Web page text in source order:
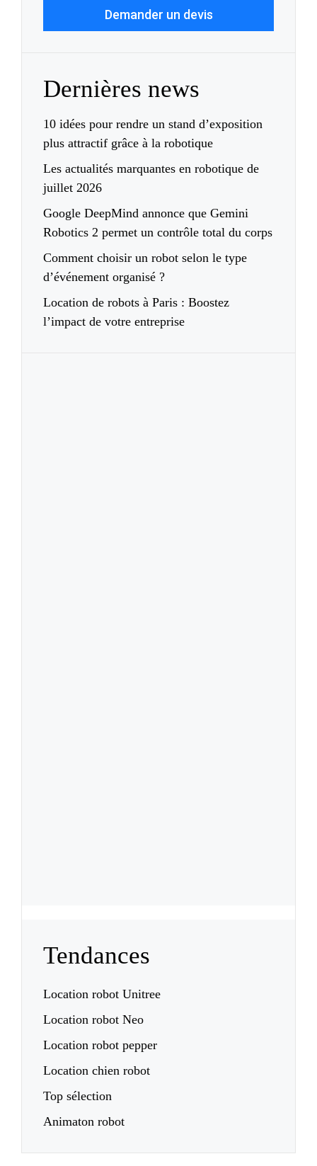
Demander un devis
Dernières news
10 idées pour rendre un stand d’exposition
plus attractif grâce à la robotique
Les actualités marquantes en robotique de
juillet 2026
Google DeepMind annonce que Gemini
Robotics 2 permet un contrôle total du corps
Comment choisir un robot selon le type
d’événement organisé ?
Location de robots à Paris : Boostez
l’impact de votre entreprise
Tendances
Location robot Unitree
Location robot Neo
Location robot pepper
Location chien robot
Top sélection
Animaton robot